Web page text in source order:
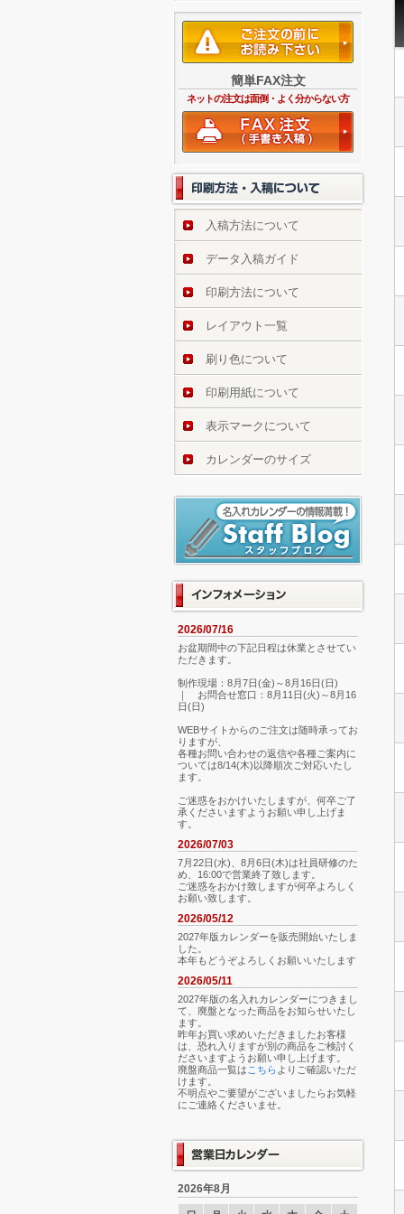
簡単FAX注文
ネットの注文は面倒・よく分からない方
入稿方法について
データ入稿ガイド
印刷方法について
レイアウト一覧
刷り色について
印刷用紙について
表示マークについて
カレンダーのサイズ
2026/07/16
お盆期間中の下記日程は休業とさせてい
ただきます。
制作現場：8月7日(金)～8月16日(日)
｜ お問合せ窓口：8月11日(火)～8月16
日(日)
WEBサイトからのご注文は随時承ってお
りますが、
各種お問い合わせの返信や各種ご案内に
ついては8/14(木)以降順次ご対応いたし
ます。
ご迷惑をおかけいたしますが、何卒ご了
承くださいますようお願い申し上げま
す。
2026/07/03
7月22日(水)、8月6日(木)は社員研修のた
め、16:00で営業終了致します。
ご迷惑をおかけ致しますが何卒よろしく
お願い致します。
2026/05/12
2027年版カレンダーを販売開始いたしま
した。
本年もどうぞよろしくお願いいたします
2026/05/11
2027年版の名入れカレンダーにつきまし
て、廃盤となった商品をお知らせいたし
ます。
昨年お買い求めいただきましたお客様
は、恐れ入りますが別の商品をご検討く
ださいますようお願い申し上げます。
廃盤商品一覧は こちら よりご確認いただ
けます。
不明点やご要望がございましたらお気軽
にご連絡くださいませ。
2026年8月